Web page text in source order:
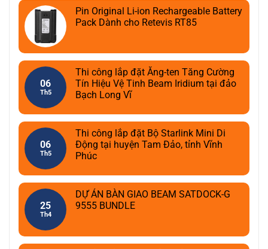
Pin Original Li-ion Rechargeable Battery
Pack Dành cho Retevis RT85
06
Th5
Thi công lắp đặt Ăng-ten Tăng Cường
Tín Hiệu Vệ Tinh Beam Iridium tại đảo
Bạch Long Vĩ
06
Th5
Thi công lắp đặt Bộ Starlink Mini Di
Động tại huyện Tam Đảo, tỉnh Vĩnh
Phúc
25
Th4
DỰ ÁN BÀN GIAO BEAM SATDOCK-G
9555 BUNDLE